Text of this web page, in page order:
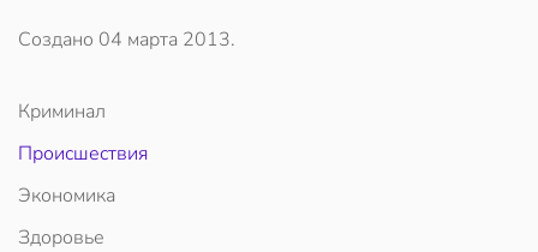
Создано 04 марта 2013.
Криминал
Происшествия
Экономика
Здоровье